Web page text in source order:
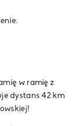
w ramię z
dystans 42 km